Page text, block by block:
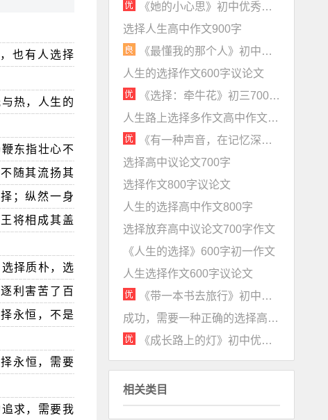
也有人选择
热，人生的
东指壮心不
随其流扬其
；纵然一身
将相成其盖
择质朴，选
利害苦了百
永恒，不是
永恒，需要
求，需要我
《她的小心思》初中优秀作文800字
选择人生高中作文900字
《最懂我的那个人》初中记叙文800字含点评（对话精彩，生活味浓）
人生的选择作文600字议论文
《选择：牵牛花》初三700字作文
人生路上选择多作文高中作文1000字议论文
《有一种声音，在记忆深处》初中优秀作文600字赏析
选择高中议论文700字
选择作文800字议论文
人生的选择高中作文800字
选择放弃高中议论文700字作文
《人生的选择》600字初一作文
人生选择作文600字议论文
《带一本书去旅行》初中优秀作文700字赏析
成功，需要一种正确的选择高中议论文800字
《成长路上的灯》初中优秀作文600字赏析
相关类目